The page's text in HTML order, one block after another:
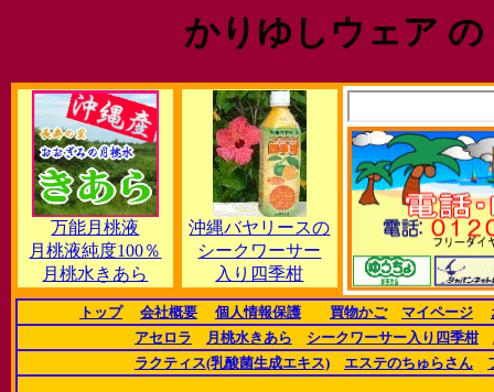
かりゆしウェア
万能月桃液
月桃液純度100％
月桃水きあら
沖縄バヤリースの
シークワーサー
入り四季柑
トップ 会社概要 個人情報保護 買物かご マイページ
アセロラ
月桃水きあら シークワーサー入り四季柑
ラクティス(乳酸菌生成エキス)
エステのちゅらさん